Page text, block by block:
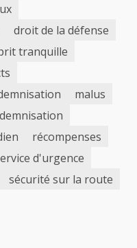
droit de la défense
tranquille
malus
récompenses
d'urgence
sécurité sur la route